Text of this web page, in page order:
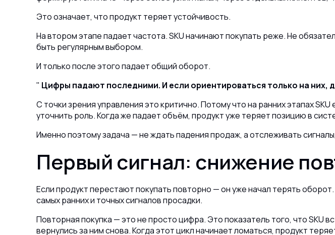
Это означает, что продукт теряет устойчивость.
На втором этапе падает частота. SKU начинают покупать реже. Не
быть регулярным выбором.
И только после этого падает общий оборот.
Цифры падают последними. И если ориентироваться только на них,
С точки зрения управления это критично. Потому что на ранних этапах
уточнить роль. Когда же падает объём, продукт уже теряет позицию в
Именно поэтому задача — не ждать падения продаж, а отслеживать
Первый сигнал: снижение
Если продукт перестают покупать повторно — он уже начал терять
самых ранних и точных сигналов просадки.
Повторная покупка — это не просто цифра. Это показатель того, что SKU
вернулись за ним снова. Когда этот цикл начинает ломаться, продукт